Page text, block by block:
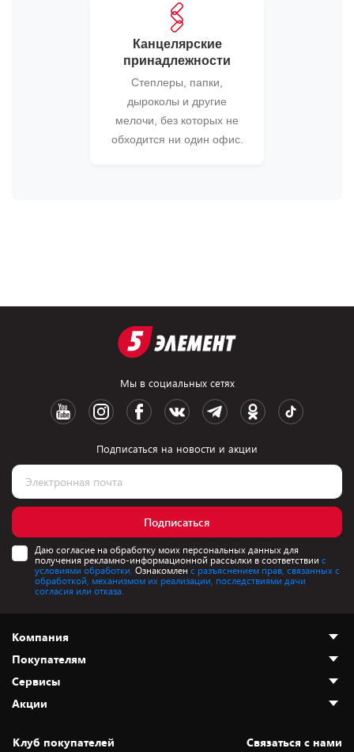
🖇️
Канцелярские
принадлежности
Степлеры, папки,
дыроколы и другие
мелочи, без которых не
обходится ни один офис.
Мы в социальных сетях
Подписаться на новости и акции
Подписаться
Даю согласие на обработку моих персональных данных для
получения рекламно-информационной рассылки в соответствии с
условиями обработки. Ознакомлен с разъяснением прав, связанных с
обработкой, механизмом их реализации, последствиями дачи
согласия или отказа.
Компания
О нас
Адреса магазинов
Новости
Статьи и обзоры
Покупателям
Как сделать заказ
Оплата и доставка
Безналичный расчёт
Сервисы
Установка техники
Акции
Скидки и промокоды
Клуб покупателей
Cвязаться с нами